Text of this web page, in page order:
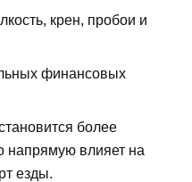
крен, пробои и
финансовых
более
напрямую влияет на
езды.